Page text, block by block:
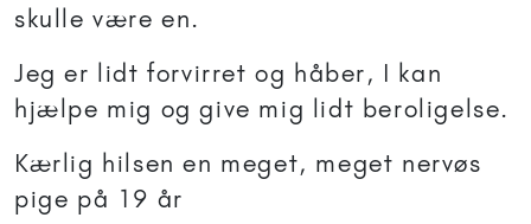
skulle være en.
Jeg er lidt forvirret og håber, I kan
hjælpe mig og give mig lidt beroligelse.
Kærlig hilsen en meget, meget nervøs
pige på 19 år